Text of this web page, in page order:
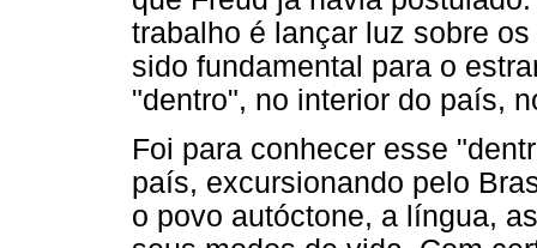
trabalho é lançar luz sobre
sido fundamental para o
"dentro", no interior do país,
Foi para conhecer esse
país, excursionando pelo
o povo autóctone, a língua,